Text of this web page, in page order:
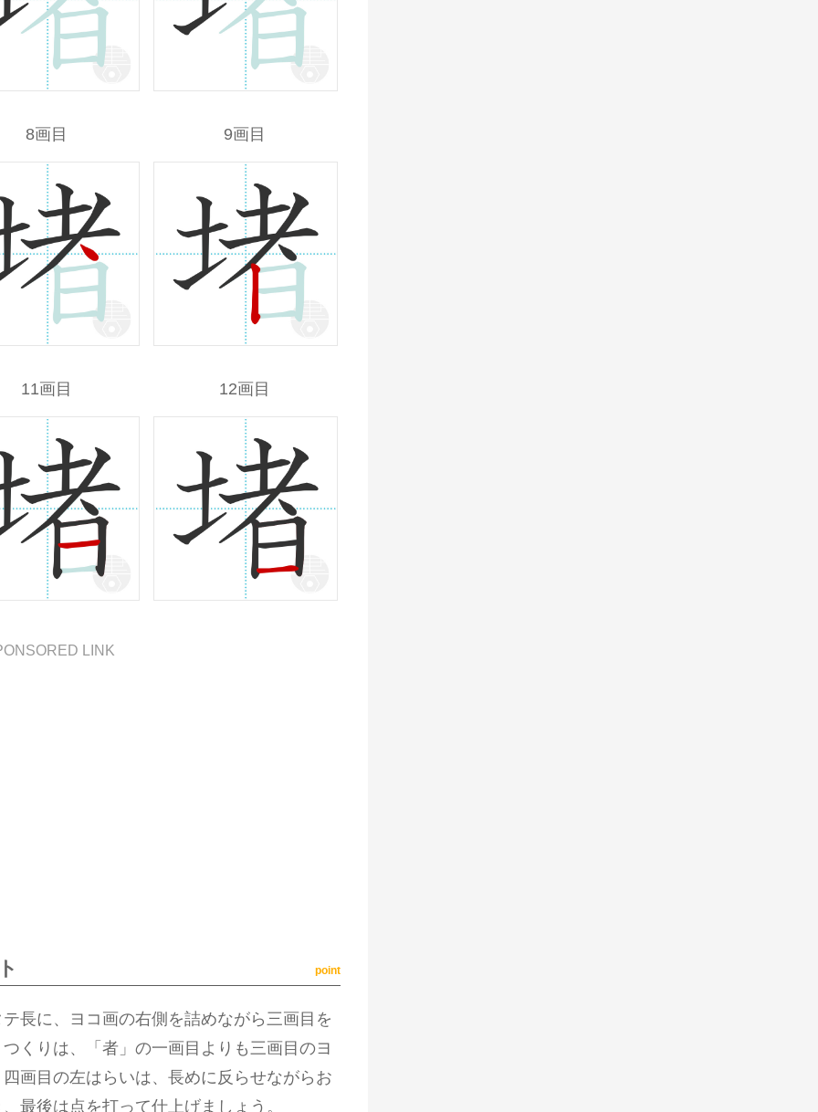
8画目 9画目
11画目 12画目
LINK
point
長に、ヨコ画の右側を詰めながら三画目を
くりは、「者」の一画目よりも三画目のヨ
画目の左はらいは、長めに反らせながらお
最後は点を打って仕上げましょう。